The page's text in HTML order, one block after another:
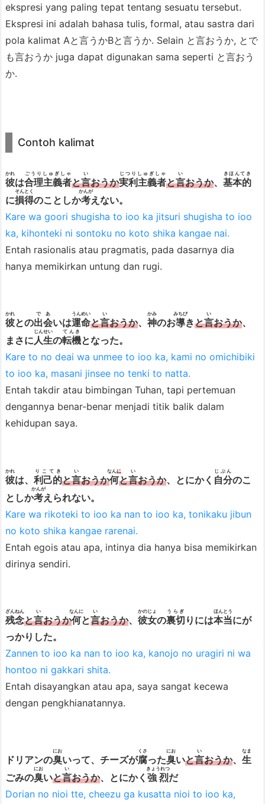
Ya ampun, Rina tuh, entah bimbang
atau apalah, benar-benar gak bisa
ambil keputusan, parah!
ekspresi yang paling tepat tentang sesuatu tersebut.
Ekspresi ini adalah bahasa tulis, formal, atau sastra dari
pola kalimat Aと言うかBと言うか. Selain と言おうか, とで
も言おうか juga dapat digunakan sama seperti と言おう
か.
Contoh kalimat
彼
かれ
は合理主義者
ごうりしゅぎしゃ
と言
い
おうか実利主義者
じつりしゅぎしゃ
と言
い
おうか、 基本的
きほんてき
に損得
そんとく
のことしか考
かんが
えない。
Kare wa goori shugisha to ioo ka jitsuri shugisha to ioo
ka, kihonteki ni sontoku no koto shika kangae nai.
Entah rasionalis atau pragmatis, pada dasarnya dia
hanya memikirkan untung dan rugi.
彼
かれ
との出会
であ
いは運命
うんめい
と言
い
おうか、 神
かみ
のお導
みちび
きと言
い
おうか、
まさに人生
じんせい
の転機
てんき
となった。
Kare to no deai wa unmee to ioo ka, kami no omichibiki
to ioo ka, masani jinsee no tenki to natta.
Entah takdir atau bimbingan Tuhan, tapi pertemuan
dengannya benar-benar menjadi titik balik dalam
kehidupan saya.
彼
かれ
は、 利己的
りこてき
と言
い
おうか何
なんに
と言
い
おうか、とにかく 自分
じぶん
のこ
としか考
かんが
えられない。
Kare wa rikoteki to ioo ka nan to ioo ka, tonikaku jibun
no koto shika kangae rarenai.
Entah egois atau apa, intinya dia hanya bisa memikirkan
dirinya sendiri.
残念
ざんねん
と言
い
おうか何
なんに
と言
い
おうか、 彼女
かのじょ
の裏切
うらぎ
りには本当
ほんとう
にが
っかりした。
Zannen to ioo ka nan to ioo ka, kanojo no uragiri ni wa
hontoo ni gakkari shita.
Entah disayangkan atau apa, saya sangat kecewa
dengan pengkhianatannya.
ドリアンの臭
にお
いって、チーズが腐
くさ
った臭
にお
いと言
い
おうか、 生
なま
ごみの臭
にお
いと言
い
おうか、とにかく 強烈
きょうれつ
だ
Dorian no nioi tte, cheezu ga kusatta nioi to ioo ka,